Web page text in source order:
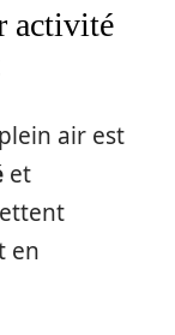
activité
air est
et
en